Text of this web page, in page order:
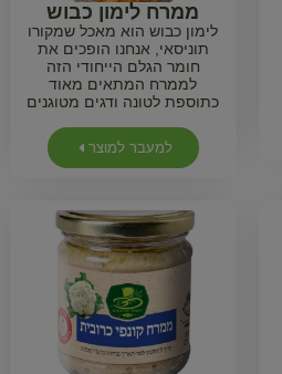
ממרח לימון כבוש
לימון כבוש הוא מאכל שמקורו
תוניסאי, אנחנו הופכים את
חומר הגלם הייחודי הזה
לממרח המתאים מאוד
כתוספת לטונה ודגים מטוגנים
למעבר למוצר